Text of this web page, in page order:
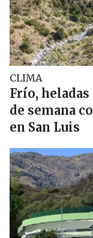
CLIMA
Frío,
de semana
en San Luis